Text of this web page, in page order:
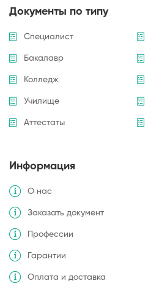
Документы по типу
Специалист
Бакалавр
Колледж
Училище
Аттестаты
Информация
О нас
Заказать документ
Профессии
Гарантии
Оплата и доставка